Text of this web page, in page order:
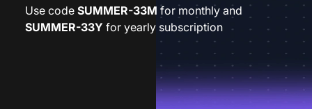
Use code SUMMER-33M for monthly and
SUMMER-33Y for yearly subscription